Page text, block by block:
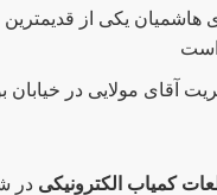
هاشمیان یکی از
است
آقای مولایی در
کمیاب الکترونیکی در